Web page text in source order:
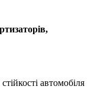
автомобіля